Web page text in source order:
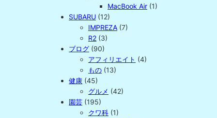
MacBook Air (1)
SUBARU (12)
IMPREZA (7)
R2 (3)
ブログ (90)
アフィリエイト (4)
もの (13)
健康 (45)
グルメ (42)
園芸 (195)
クワ科 (1)